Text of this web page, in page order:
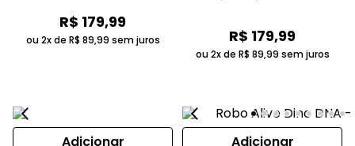
Candide
R$ 179,99
ou 2x de R$ 89,99 sem juros R$ 179,99
ou 2x de R$ 89,99 sem juros
Adicionar Adicionar